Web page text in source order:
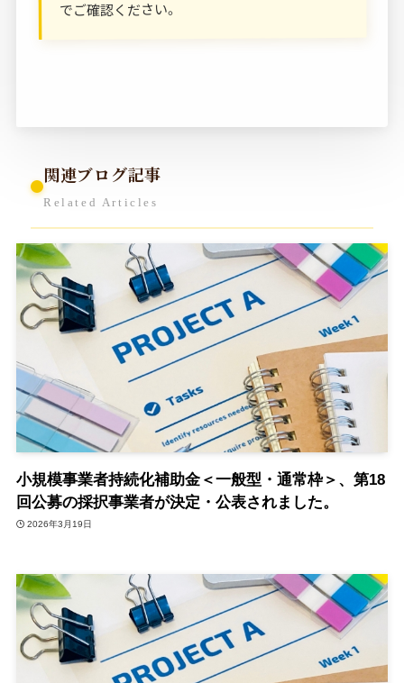
でご確認ください。
関連ブログ記事
Related Articles
小規模事業者持続化補助金＜一般型・通常枠＞、第18
回公募の採択事業者が決定・公表されました。
2026年3月19日